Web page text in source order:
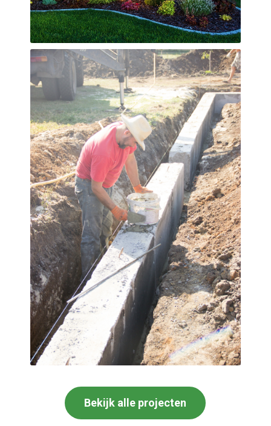
Bekijk alle projecten